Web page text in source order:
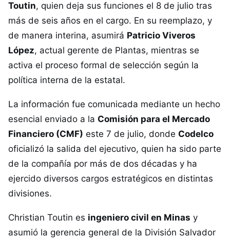
Toutin, quien deja sus funciones el 8 de julio tras
más de seis años en el cargo. En su reemplazo, y
de manera interina, asumirá Patricio Viveros
López, actual gerente de Plantas, mientras se
activa el proceso formal de selección según la
política interna de la estatal.
La información fue comunicada mediante un hecho
esencial enviado a la Comisión para el Mercado
Financiero (CMF) este 7 de julio, donde Codelco
oficializó la salida del ejecutivo, quien ha sido parte
de la compañía por más de dos décadas y ha
ejercido diversos cargos estratégicos en distintas
divisiones.
Christian Toutin es ingeniero civil en Minas y
asumió la gerencia general de la División Salvador